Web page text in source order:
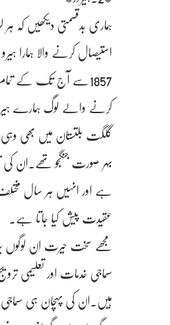
ہماری بدقسمتی دیکھیں کہ
استیصال کرنے والا ہمارا
1857سے آج تک کے تمام
کرنے والے لوگ ہمارے
گلگت بلتستان میں بھی
بہر صورت جنگجو تھے.ان کی
ہے اور انہیں ہر سال
عقیدت پیش کیا جاتا ہے.
مجھے سخت حیرت ان لوگوں
سماجی خدمات اور تعلیمی
ہیں.ان کی پہچان ہی سماجی